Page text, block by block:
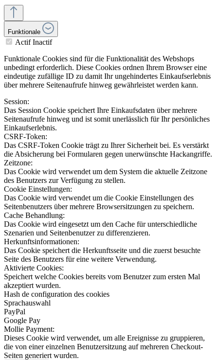
Funktionale
Actif Inactif
Funktionale Cookies sind für die Funktionalität des Webshops
unbedingt erforderlich. Diese Cookies ordnen Ihrem Browser eine
eindeutige zufällige ID zu damit Ihr ungehindertes Einkaufserlebnis
über mehrere Seitenaufrufe hinweg gewährleistet werden kann.
Session:
Das Session Cookie speichert Ihre Einkaufsdaten über mehrere
Seitenaufrufe hinweg und ist somit unerlässlich für Ihr persönliches
Einkaufserlebnis.
CSRF-Token:
Das CSRF-Token Cookie trägt zu Ihrer Sicherheit bei. Es verstärkt
die Absicherung bei Formularen gegen unerwünschte Hackangriffe.
Zeitzone:
Das Cookie wird verwendet um dem System die aktuelle Zeitzone
des Benutzers zur Verfügung zu stellen.
Cookie Einstellungen:
Das Cookie wird verwendet um die Cookie Einstellungen des
Seitenbenutzers über mehrere Browsersitzungen zu speichern.
Cache Behandlung:
Das Cookie wird eingesetzt um den Cache für unterschiedliche
Szenarien und Seitenbenutzer zu differenzieren.
Herkunftsinformationen:
Das Cookie speichert die Herkunftsseite und die zuerst besuchte
Seite des Benutzers für eine weitere Verwendung.
Aktivierte Cookies:
Speichert welche Cookies bereits vom Benutzer zum ersten Mal
akzeptiert wurden.
Hash de configuration des cookies
Sprachauswahl
PayPal
Google Pay
Mollie Payment:
Dieses Cookie wird verwendet, um alle Ereignisse zu gruppieren,
die von einer einzelnen Benutzersitzung auf mehreren Checkout-
Seiten generiert wurden.